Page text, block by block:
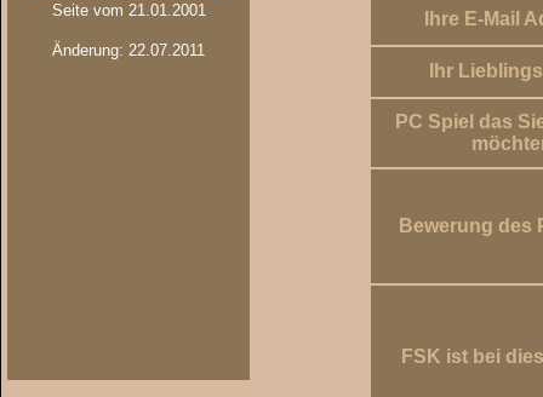
Seite vom 21.01.2001
Änderung: 22.07.2011
Ihre E-Mail
Ihr
PC Spiel das
Bewerung des
FSK ist bei